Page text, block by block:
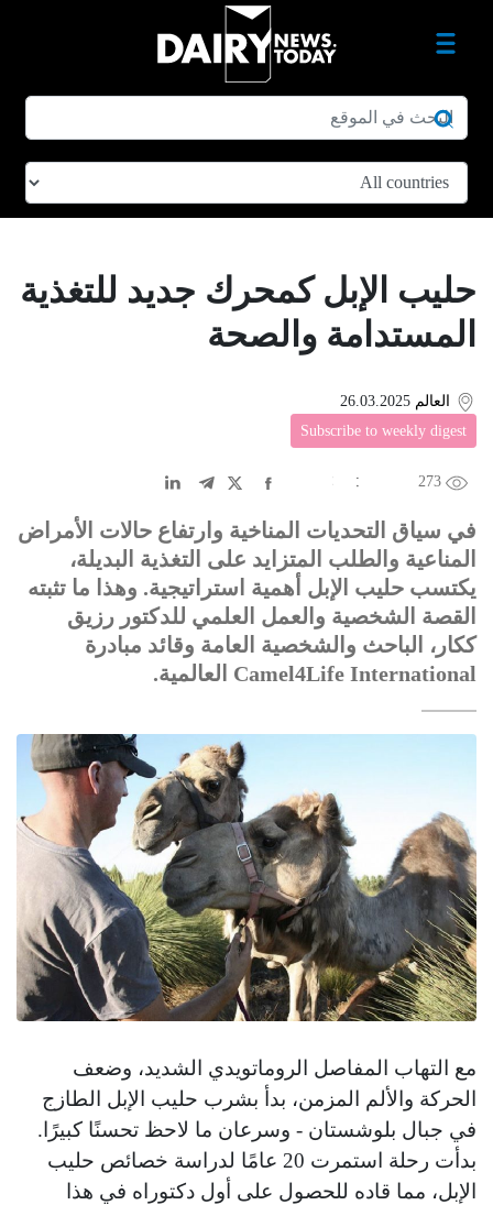
حليب الإبل كمحرك جديد للتغذية
المستدامة والصحة
العالم 26.03.2025
Subscribe to weekly digest
273
中文
DE عربى
في سياق التحديات المناخية وارتفاع حالات الأمراض
المناعية والطلب المتزايد على التغذية البديلة،
يكتسب حليب الإبل أهمية استراتيجية. وهذا ما تثبته
القصة الشخصية والعمل العلمي للدكتور رزيق
ككار، الباحث والشخصية العامة وقائد مبادرة
Camel4Life International العالمية.
مع التهاب المفاصل الروماتويدي الشديد، وضعف
الحركة والألم المزمن، بدأ بشرب حليب الإبل الطازج
في جبال بلوشستان - وسرعان ما لاحظ تحسنًا كبيرًا.
بدأت رحلة استمرت 20 عامًا لدراسة خصائص حليب
الإبل، مما قاده للحصول على أول دكتوراه في هذا